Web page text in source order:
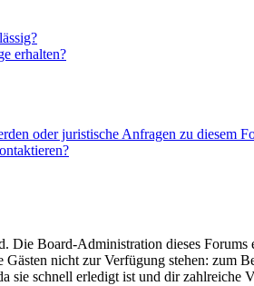
erhalten?
oder juristische Anfragen zu diesem
Board-Administration dieses
nicht zur Verfügung stehen: zum
sie schnell erledigt ist und dir zahlreiche